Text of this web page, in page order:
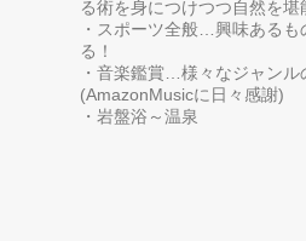
る術を身につけつつ自然を堪
・スポーツ全般…興味あるも
る！
・音楽鑑賞…様々なジャンル
(AmazonMusicに日々感謝)
・岩盤浴～温泉